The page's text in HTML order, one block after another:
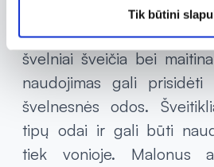
Tik būtini
negyvas odos ląsteles ir
sudėtyje yra natūralių
švelniai šveičia bei
naudojimas gali
švelnesnės odos.
tipų odai ir gali būti
tiek vonioje. Malonus